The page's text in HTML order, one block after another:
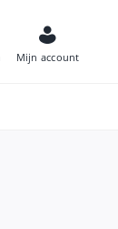
Mijn account